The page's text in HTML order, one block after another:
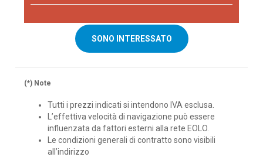
SONO INTERESSATO
(*) Note
Tutti i prezzi indicati si intendono IVA esclusa.
L’effettiva velocità di navigazione può essere
influenzata da fattori esterni alla rete EOLO.
Le condizioni generali di contratto sono visibili
all’indirizzo